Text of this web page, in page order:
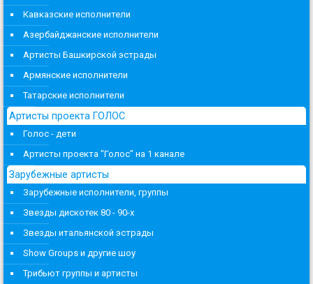
Кавказские исполнители
Азербайджанские исполнители
Артисты Башкирской эстрады
Армянские исполнители
Татарские исполнители
Артисты проекта ГОЛОС
Голос - дети
Артисты проекта "Голос" на 1 канале
Зарубежные артисты
Зарубежные исполнители, группы
Звезды дискотек 80 - 90-х
Звезды итальянской эстрады
Show Groups и другие шоу
Трибьют группы и артисты